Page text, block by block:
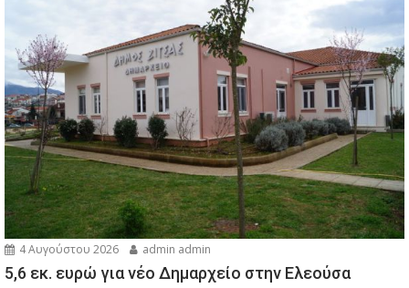
4 Αυγούστου 2026 admin admin
5,6 εκ. ευρώ για νέο Δημαρχείο στην Ελεούσα